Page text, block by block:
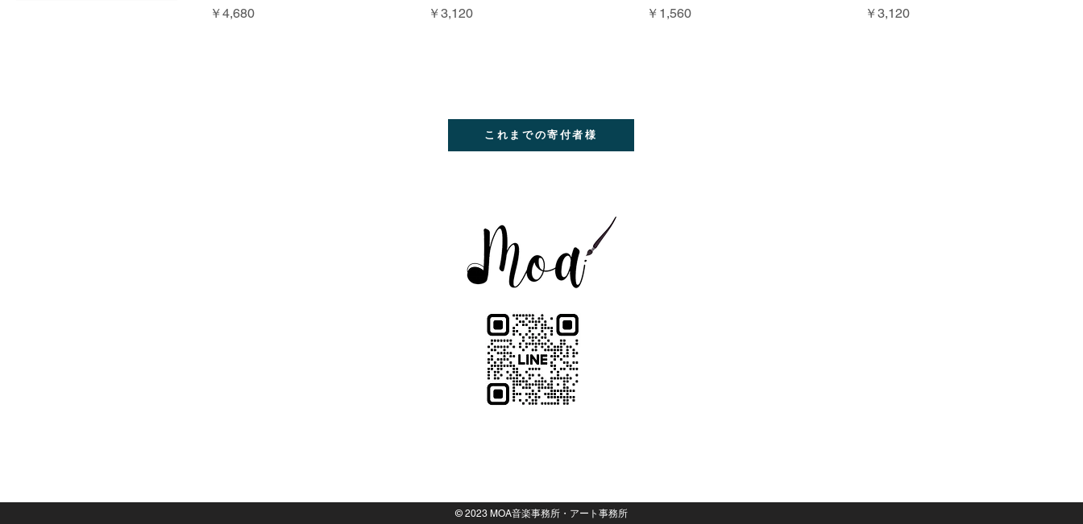
価格
￥4,680
価格
￥3,120
価格
￥1,560
価格
￥3,120
これまでの寄付者様
© 2023 MOA音楽事務所・アート事務所